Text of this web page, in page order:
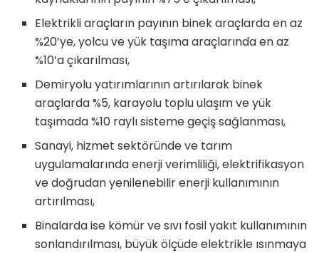
Elektrikli araçların payının binek araçlarda en az
%20’ye, yolcu ve yük taşıma araçlarında en az
%10’a çıkarılması,
Demiryolu yatırımlarının artırılarak binek
araçlarda %5, karayolu toplu ulaşım ve yük
taşımada %10 raylı sisteme geçiş sağlanması,
Sanayi, hizmet sektöründe ve tarım
uygulamalarında enerji verimliliği, elektrifikasyon
ve doğrudan yenilenebilir enerji kullanımının
artırılması,
Binalarda ise kömür ve sıvı fosil yakıt kullanımının
sonlandırılması, büyük ölçüde elektrikle ısınmaya